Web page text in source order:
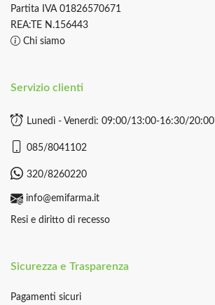
Partita IVA 01826570671
REA:TE N.156443
Chi siamo
Servizio clienti
Lunedì - Venerdì: 09:00/13:00-16:30/20:00
085/8041102
320/8260220
info@emifarma.it
Resi e diritto di recesso
Sicurezza e Trasparenza
Pagamenti sicuri